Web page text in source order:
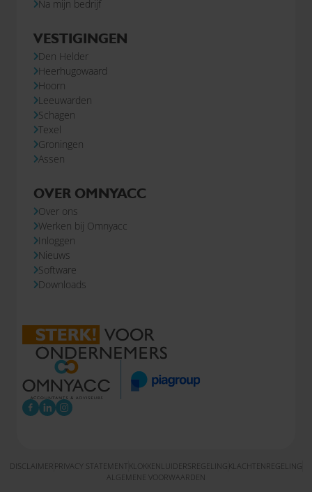
Na mijn bedrijf
VESTIGINGEN
Den Helder
Heerhugowaard
Hoorn
Leeuwarden
Schagen
Texel
Groningen
Assen
OVER OMNYACC
Over ons
Werken bij Omnyacc
Inloggen
Nieuws
Software
Downloads
DISCLAIMER PRIVACY STATEMENT KLOKKENLUIDERSREGELING KLACHTENREGELING
ALGEMENE VOORWAARDEN